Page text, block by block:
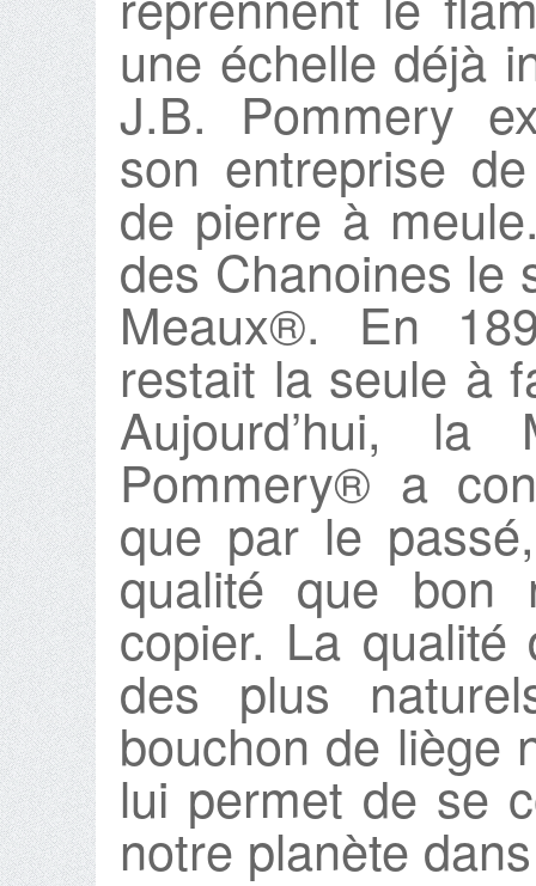
une échelle déjà
J.B. Pommery
son entreprise
de pierre à
des Chanoines
Meaux®. En
restait la seule à
Aujourd’hui, la
Pommery® a
que par le
qualité que bon
copier. La
des plus
bouchon de liège
lui permet de se
notre planète